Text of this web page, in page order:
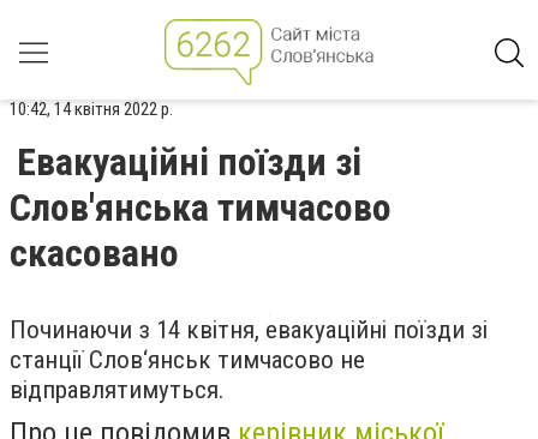
10:42, 14 квітня 2022 р.
Евакуаційні поїзди зі
Слов'янська тимчасово
скасовано
Починаючи з 14 квітня, евакуаційні поїзди зі
станції Слов‘янськ тимчасово не
відправлятимуться.